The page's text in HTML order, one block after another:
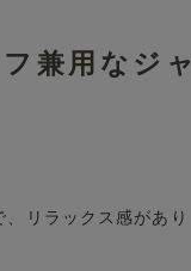
兼用なジャ
リラックス感があり